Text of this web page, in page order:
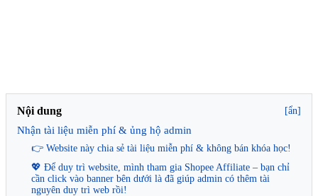
Nội dung [ẩn]
Nhận tài liệu miễn phí & ủng hộ admin
👉 Website này chia sẻ tài liệu miễn phí & không bán khóa học!
💖 Để duy trì website, mình tham gia Shopee Affiliate – bạn chỉ
cần click vào banner bên dưới là đã giúp admin có thêm tài
nguyên duy trì web rồi!